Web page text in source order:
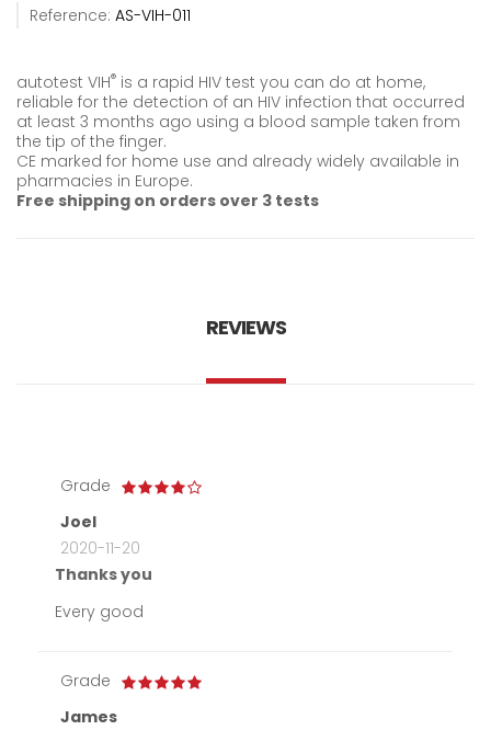
Reference: AS-VIH-011
autotest VIH® is a rapid HIV test you can do at home,
reliable for the detection of an HIV infection that occurred
at least 3 months ago using a blood sample taken from
the tip of the finger.
CE marked for home use and already widely available in
pharmacies in Europe.
Free shipping on orders over 3 tests
REVIEWS
Grade
Joel
2020-11-20
Thanks you
Every good
Grade
James